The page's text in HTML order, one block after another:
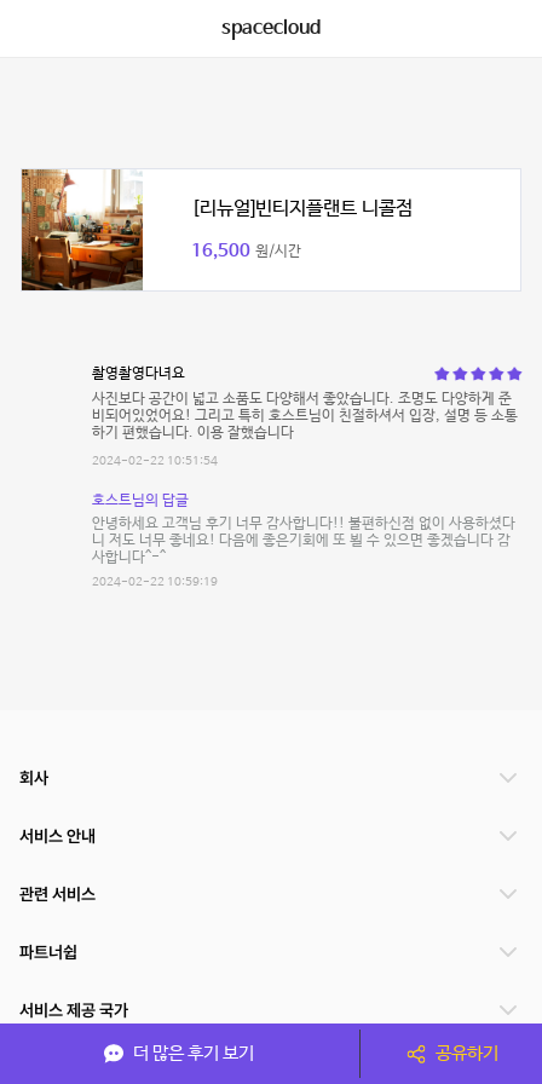
spacecloud
[리뉴얼]빈티지플랜트 니콜점
16,500 원/시간
촬영촬영다녀요
사진보다 공간이 넓고 소품도 다양해서 좋았습니다. 조명도 다양하게 준
비되어있었어요! 그리고 특히 호스트님이 친절하셔서 입장, 설명 등 소통
하기 편했습니다. 이용 잘했습니다
2024-02-22 10:51:54
호스트님의 답글
안녕하세요 고객님 후기 너무 감사합니다!! 불편하신점 없이 사용하셨다
니 저도 너무 좋네요! 다음에 좋은기회에 또 뵐 수 있으면 좋겠습니다 감
사합니다^-^
2024-02-22 10:59:19
더 많은 후기 보기 공유하기
회사
서비스 안내
관련 서비스
파트너쉽
서비스 제공 국가